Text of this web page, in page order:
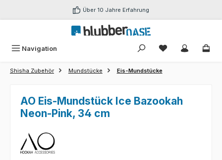
Zum Hauptinhalt springen Über 10 Jahre Erfahrung
Navigation Du hast 0
Shisha Zubehör Mundstücke Eis-Mundstücke
AO Eis-Mundstück Ice Bazookah
Neon-Pink, 34 cm